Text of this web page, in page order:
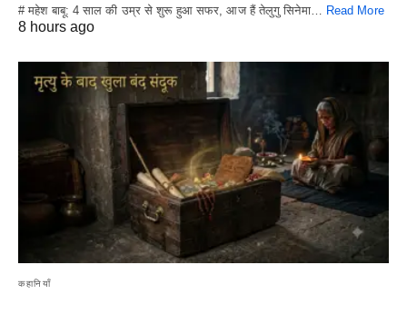
# महेश बाबू: 4 साल की उम्र से शुरू हुआ सफर, आज हैं तेलुगु सिनेमा… Read More
8 hours ago
कहानियाँ